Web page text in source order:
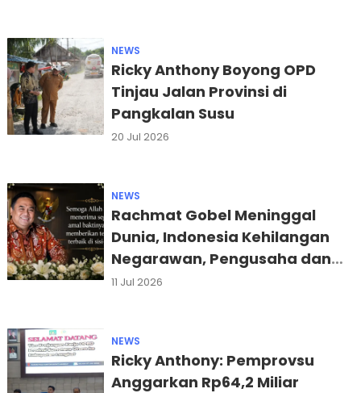
NEWS
Ricky Anthony Boyong OPD
Tinjau Jalan Provinsi di
Pangkalan Susu
20 Jul 2026
NEWS
Rachmat Gobel Meninggal
Dunia, Indonesia Kehilangan
Negarawan, Pengusaha dan
Tokoh Industri
11 Jul 2026
NEWS
Ricky Anthony: Pemprovsu
Anggarkan Rp64,2 Miliar